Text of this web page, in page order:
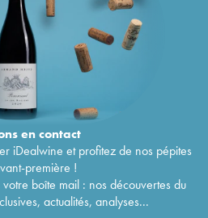
encontact
iDealwine et profitez de nos pépites
première !
boîte mail : nos découvertes du
actualités, analyses...